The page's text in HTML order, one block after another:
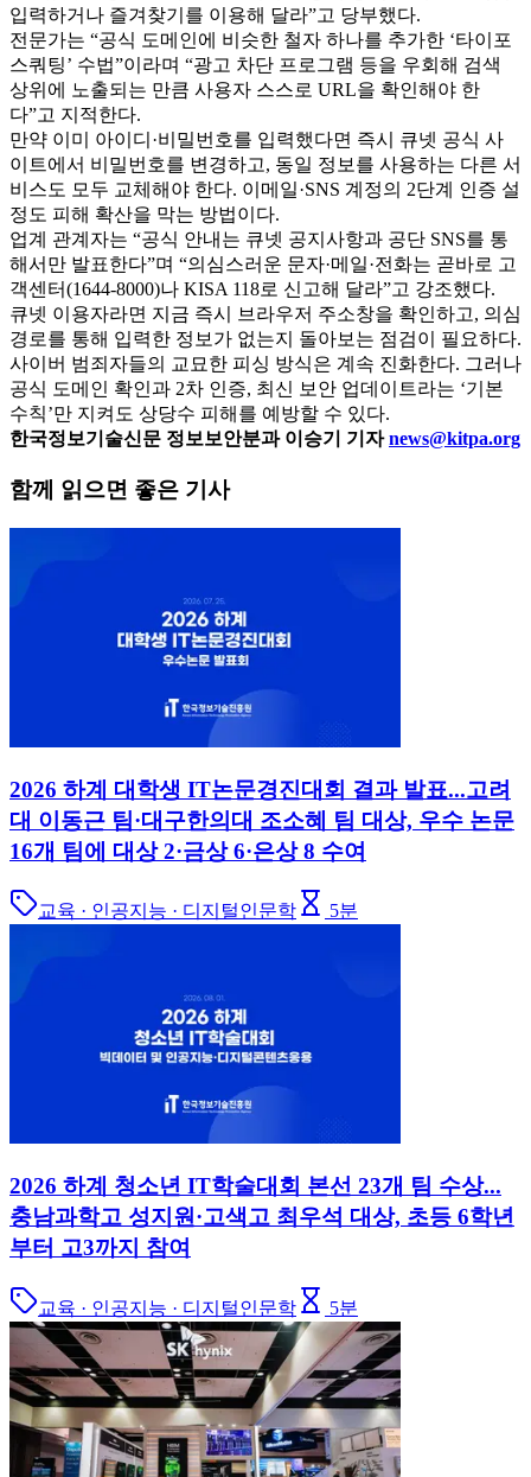
입력하거나 즐겨찾기를 이용해 달라”고 당부했다.
전문가는 “공식 도메인에 비슷한 철자 하나를 추가한 ‘타이포
스쿼팅’ 수법”이라며 “광고 차단 프로그램 등을 우회해 검색
상위에 노출되는 만큼 사용자 스스로 URL을 확인해야 한
다”고 지적한다.
만약 이미 아이디·비밀번호를 입력했다면 즉시 큐넷 공식 사
이트에서 비밀번호를 변경하고, 동일 정보를 사용하는 다른 서
비스도 모두 교체해야 한다. 이메일·SNS 계정의 2단계 인증 설
정도 피해 확산을 막는 방법이다.
업계 관계자는 “공식 안내는 큐넷 공지사항과 공단 SNS를 통
해서만 발표한다”며 “의심스러운 문자·메일·전화는 곧바로 고
객센터(1644-8000)나 KISA 118로 신고해 달라”고 강조했다.
큐넷 이용자라면 지금 즉시 브라우저 주소창을 확인하고, 의심
경로를 통해 입력한 정보가 없는지 돌아보는 점검이 필요하다.
사이버 범죄자들의 교묘한 피싱 방식은 계속 진화한다. 그러나
공식 도메인 확인과 2차 인증, 최신 보안 업데이트라는 ‘기본
수칙’만 지켜도 상당수 피해를 예방할 수 있다.
한국정보기술신문 정보보안분과 이승기 기자news@kitpa.org
함께 읽으면 좋은 기사
2026 하계 대학생 IT논문경진대회 결과 발표...고려
대 이동근 팀·대구한의대 조소혜 팀 대상, 우수 논문
16개 팀에 대상 2·금상 6·은상 8 수여
교육 · 인공지능 · 디지털인문학 5분
2026 하계 청소년 IT학술대회 본선 23개 팀 수상...
충남과학고 성지원·고색고 최우석 대상, 초등 6학년
부터 고3까지 참여
교육 · 인공지능 · 디지털인문학 5분